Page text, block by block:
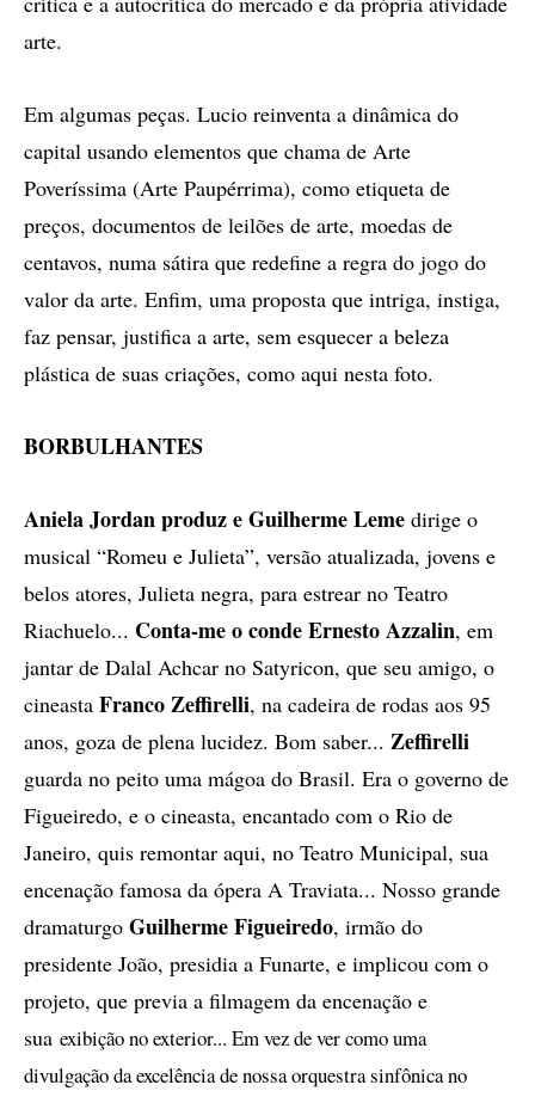
arte.
Em algumas peças. Lucio reinventa a dinâmica do
capital usando elementos que chama de Arte
Poveríssima (Arte Paupérrima), como etiqueta de
preços, documentos de leilões de arte, moedas de
centavos, numa sátira que redefine a regra do jogo do
valor da arte. Enfim, uma proposta que intriga, instiga,
faz pensar, justifica a arte, sem esquecer a beleza
plástica de suas criações, como aqui nesta foto.
BORBULHANTES
Aniela Jordan produz e Guilherme Leme dirige o
musical “Romeu e Julieta”, versão atualizada, jovens e
belos atores, Julieta negra, para estrear no Teatro
Riachuelo... Conta-me o conde Ernesto Azzalin, em
jantar de Dalal Achcar no Satyricon, que seu amigo, o
cineasta Franco Zeffirelli, na cadeira de rodas aos 95
anos, goza de plena lucidez. Bom saber... Zeffirelli
guarda no peito uma mágoa do Brasil. Era o governo de
Figueiredo, e o cineasta, encantado com o Rio de
Janeiro, quis remontar aqui, no Teatro Municipal, sua
encenação famosa da ópera A Traviata... Nosso grande
dramaturgo Guilherme Figueiredo, irmão do
presidente João, presidia a Funarte, e implicou com o
projeto, que previa a filmagem da encenação e
sua exibição no exterior... Em vez de ver como uma
divulgação da excelência de nossa orquestra sinfônica no